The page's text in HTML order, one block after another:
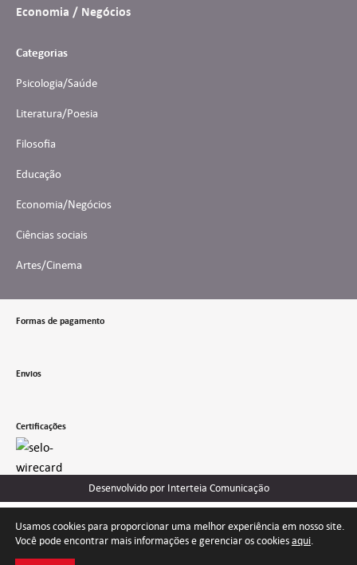
Economia / Negócios
Categorias
Psicologia/Saúde
Literatura/Poesia
Filosofia
Educação
Economia/Negócios
Ciências sociais
Artes/Cinema
Formas de pagamento
Envios
Certificações
Desenvolvido por Interteia Comunicação
Usamos cookies para proporcionar uma melhor experiência em nosso site.
Você pode encontrar mais informações e gerenciar os cookiesaqui.